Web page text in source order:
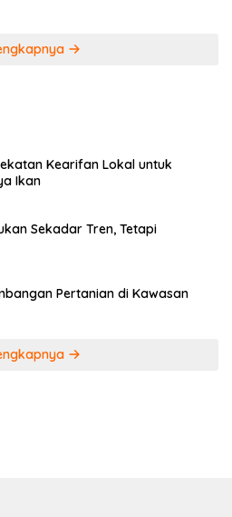
Kearifan Lokal untuk
Ikan
Sekadar Tren, Tetapi
Pertanian di Kawasan